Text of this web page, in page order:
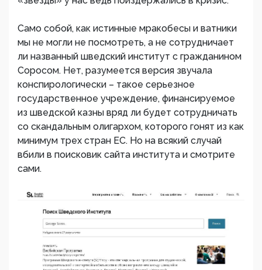
Само собой, как истинные мракобесы и ватники
мы не могли не посмотреть, а не сотрудничает
ли названный шведский институт с гражданином
Соросом. Нет, разумеется версия звучала
конспирологически – такое серьезное
государственное учреждение, финансируемое
из шведской казны вряд ли будет сотрудничать
со скандальным олигархом, которого гонят из как
минимум трех стран ЕС. Но на всякий случай
вбили в поисковик сайта института и смотрите
сами.